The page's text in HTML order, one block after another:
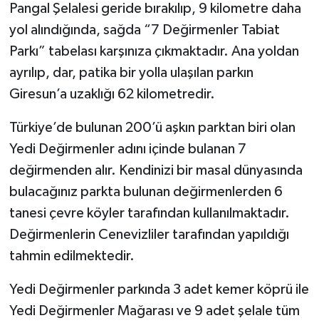
Pangal Şelalesi geride bırakılıp, 9 kilometre daha
yol alındığında, sağda “7 Değirmenler Tabiat
Parkı” tabelası karşınıza çıkmaktadır. Ana yoldan
ayrılıp, dar, patika bir yolla ulaşılan parkın
Giresun’a uzaklığı 62 kilometredir.
Türkiye’de bulunan 200’ü aşkın parktan biri olan
Yedi Değirmenler adını içinde bulanan 7
değirmenden alır. Kendinizi bir masal dünyasında
bulacağınız parkta bulunan değirmenlerden 6
tanesi çevre köyler tarafından kullanılmaktadır.
Değirmenlerin Cenevizliler tarafından yapıldığı
tahmin edilmektedir.
Yedi Değirmenler parkında 3 adet kemer köprü ile
Yedi Değirmenler Mağarası ve 9 adet şelale tüm